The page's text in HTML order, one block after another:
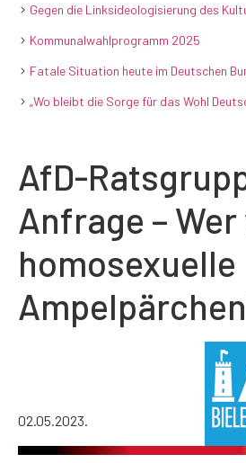
Gegen die Linksideologisierung des
Kommunalwahlprogramm 2025
Fatale Situation heute im Deutschen
„Wo bleibt die Sorge für das Wohl
AfD-
Anfrage –
homosexuelle
02.05.2023.